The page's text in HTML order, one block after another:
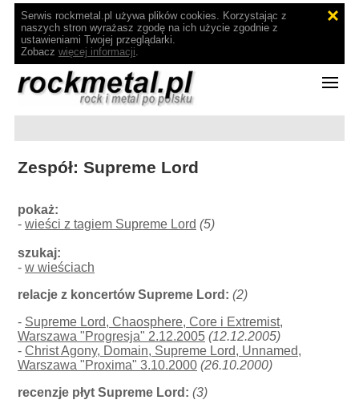
Serwis rockmetal.pl używa plików cookies. Korzystając z
naszych stron wyrażasz zgodę na ich użycie zgodnie z
ustawieniami Twojej przeglądarki.
Zobacz więcej informacji.
Zespół: Supreme Lord
pokaż:
-wieści z tagiem Supreme Lord (5)
szukaj:
-w wieściach
relacje z koncertów Supreme Lord: (2)
- Supreme Lord, Chaosphere, Core i Extremist,
Warszawa "Progresja" 2.12.2005 (12.12.2005)
-Christ Agony, Domain, Supreme Lord, Unnamed,
Warszawa "Proxima" 3.10.2000 (26.10.2000)
recenzje płyt Supreme Lord: (3)